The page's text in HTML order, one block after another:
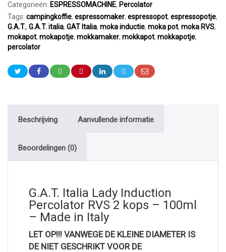
Categorieën: ESPRESSOMACHINE, Percolator
Tags: campingkoffie, espressomaker, espressopot, espressopotje,
G.A.T., G.A.T. italia, GAT Italia, moka inductie, moka pot, moka RVS,
mokapot, mokapotje, mokkamaker, mokkapot, mokkapotje,
percolator
Beschrijving Aanvullende informatie
Beoordelingen (0)
G.A.T. Italia Lady Induction
Percolator RVS 2 kops – 100ml
– Made in Italy
LET OP!!! VANWEGE DE KLEINE DIAMETER IS
DE NIET GESCHRIKT VOOR DE